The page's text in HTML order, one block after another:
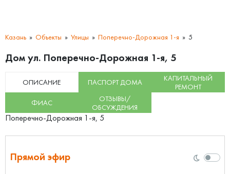
Казань Объекты Улицы Поперечно-Дорожная 1-я 5
Дом ул. Поперечно-Дорожная 1-я, 5
ОПИСАНИЕ ПАСПОРТ ДОМА
КАПИТАЛЬНЫЙ
РЕМОНТ
ФИАС
ОТЗЫВЫ/
ОБСУЖДЕНИЯ
Поперечно-Дорожная 1-я, 5
Прямой эфир